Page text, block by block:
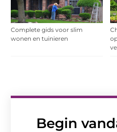
Complete gids voor slim
wonen en tuinieren
Begin